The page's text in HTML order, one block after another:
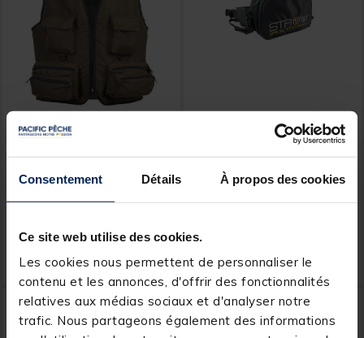
Consentement Détails À propos des cookies
Ce site web utilise des cookies.
Les cookies nous permettent de personnaliser le
contenu et les annonces, d'offrir des fonctionnalités
relatives aux médias sociaux et d'analyser notre
trafic. Nous partageons également des informations
GARBOLINO
Serinity
34,99 € Ajouter au panier
Expédition sous 24 h
Chest Pack Strow Wilder
20,
Expédition sous 24 h